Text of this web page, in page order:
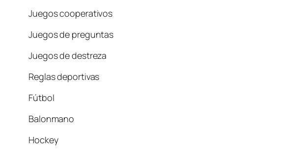
Juegos cooperativos
Juegos de preguntas
Juegos de destreza
Reglas deportivas
Fútbol
Balonmano
Hockey